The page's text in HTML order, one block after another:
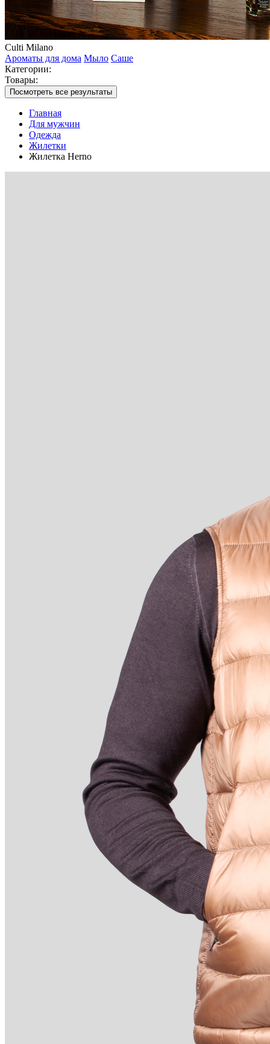
Culti Milano
Ароматы для дома Мыло Саше
Категории:
Товары:
Посмотреть все результаты
Главная
Для мужчин
Одежда
Жилетки
Жилетка Herno